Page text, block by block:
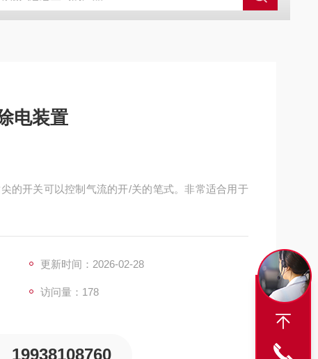
电装置
的开关可以控制气流的开/关的笔式。非常适合用于
更新时间：2026-02-28
访问量：178
19938108760